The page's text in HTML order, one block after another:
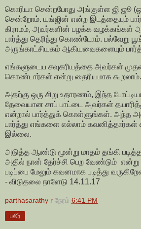
கொரியா சென்றபோது அங்குள்ள ஜி ஜூ
சென்றோம். யங்ஜின் என்ற இடத்தையும்
கிராமம், அவர்களின் பழக்க வழக்கங்கள்
பார்த்து தெரிந்து கொண்டோம். பல்வேறு
அருங்காட்சியகம் ஆகியவைகளையும்
எங்களுடைய சவுகரியத்தை அவர்கள்
கொண்டார்கள் என்று தைரியமாக கூறலாம்.
அதற்கு ஒரு சிறு உதாரணம், இந்த
தேவையான சாப் பாட்டை அவர்கள்
என்றால் பார்த்துக் கொள்ளுங்கள். அந்த
பார்த்து எங்களை எல்லாம் கவனித்தார்கள்
இல்லை.
அடுத்த ஆண்டு மூன்று மாதம் தங்கி
அதில் நான் தேர்ச்சி பெற வேண்டும்
படிப்பை மேலும் கவனமாக படித்து
- விடுதலை நாளேடு 14.11.17
parthasarathy r நேரம் 6:41 PM
பகிர்